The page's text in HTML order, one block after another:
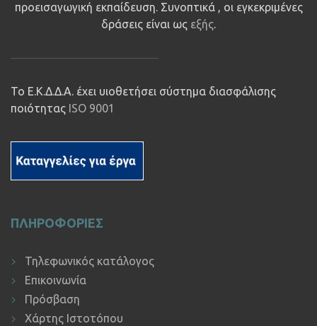
προεισαγωγική εκπαίδευση. Συνοπτικά , οι εγκεκριμένες
δράσεις είναι ως εξής.
Το Ε.Κ.Δ.Δ.Α. έχει υιοθετήσει σύστημα διασφάλισης
ποιότητας ISO 9001
ΠΛΗΡΟΦΟΡΙΕΣ
Τηλεφωνικός κατάλογος
Επικοινωνία
Πρόσβαση
Χάρτης Ιστοτόπου